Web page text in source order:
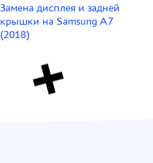
Замена дисплея и задней
крышки на Samsung A7
(2018)